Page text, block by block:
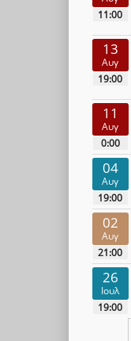
11:00
13
Αυγ
19:00
11
Αυγ
0:00
04
Αυγ
19:00
02
Αυγ
21:00
26
Ιουλ
19:00